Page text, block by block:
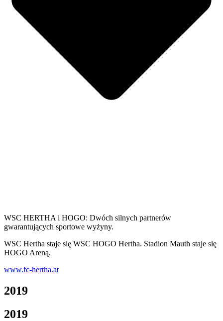
WSC HERTHA i HOGO: Dwóch silnych partnerów
gwarantujących sportowe wyżyny.
WSC Hertha staje się WSC HOGO Hertha. Stadion Mauth staje się
HOGO Areną.
www.fc-hertha.at
2019
2019